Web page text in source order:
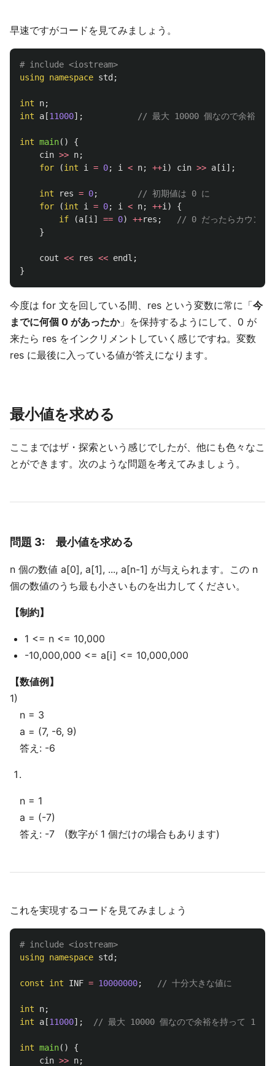
早速ですがコードを見てみましょう。
using namespace std ;
int n;
int
a [11000]; // 最大 10000 個なので余裕を
int main()
{
cin >> n;
for
(int i = 0; i < n; ++i ) cin >> a [i ];
int res = 0;
// 初期値は 0 に
for
(int i = 0; i < n; ++i )
{
if
(a [i ] == 0) ++res ;
// 0 だったらカウント
}
cout << res << endl ;
}
今度は for 文を回している間、res という変数に常に「今
までに何個 0 があったか」を保持するようにして、0 が
来たら res をインクリメントしていく感じですね。変数
res に最後に入っている値が答えになります。
最小値を求める
ここまではザ・探索という感じでしたが、他にも色々なこ
とができます。次のような問題を考えてみましょう。
問題 3: 最小値を求める
n 個の数値 a[0], a[1], ..., a[n-1] が与えられます。この n
個の数値のうち最も小さいものを出力してください。
【制約】
1 <= n <= 10,000
-10,000,000 <= a[i] <= 10,000,000
【数値例】
1)
n = 3
a = (7, -6, 9)
答え: -6
n = 1
a = (-7)
答え: -7 (数字が 1 個だけの場合もあります)
これを実現するコードを見てみましょう
using namespace std ;
const int INF = 10000000; // 十分大きな値に
int n;
int
a [11000]; // 最大 10000 個なので余裕を持って
int main()
{
cin >> n;